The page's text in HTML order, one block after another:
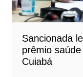
Sancionada
prêmio
Cuiabá